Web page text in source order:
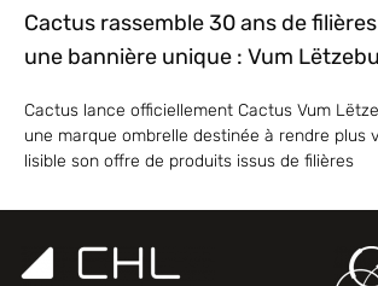
Cactus rassemble 30 ans de
une bannière unique : Vum
Cactus lance officiellement Cactus Vum
une marque ombrelle destinée à rendre plus
lisible son offre de produits issus de filières